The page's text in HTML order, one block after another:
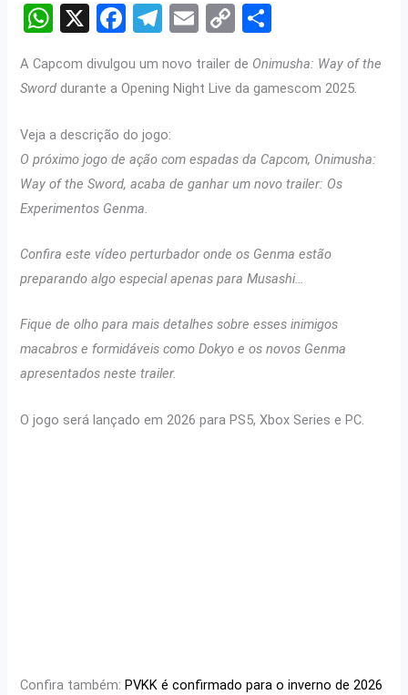
W
at
A
p
p
X
F
ce
b
o
o
k
T
e
gr
a
m
E
ail
C
py
Li
k
ar
A Capcom divulgou um novo trailer de Onimusha: Way of the
Sword durante a Opening Night Live da gamescom 2025.
Veja a descrição do jogo:
O próximo jogo de ação com espadas da Capcom, Onimusha:
Way of the Sword, acaba de ganhar um novo trailer: Os
Experimentos Genma.
Confira este vídeo perturbador onde os Genma estão
preparando algo especial apenas para Musashi…
Fique de olho para mais detalhes sobre esses inimigos
macabros e formidáveis como Dokyo e os novos Genma
apresentados neste trailer.
O jogo será lançado em 2026 para PS5, Xbox Series e PC.
Confira também: PVKK é confirmado para o inverno de 2026